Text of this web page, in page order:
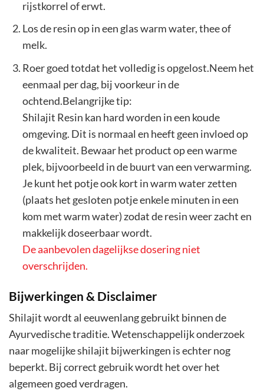
rijstkorrel of erwt.
Los de resin op in een glas warm water, thee of
melk.
Roer goed totdat het volledig is opgelost.Neem het
eenmaal per dag, bij voorkeur in de
ochtend.Belangrijke tip:
Shilajit Resin kan hard worden in een koude
omgeving. Dit is normaal en heeft geen invloed op
de kwaliteit. Bewaar het product op een warme
plek, bijvoorbeeld in de buurt van een verwarming.
Je kunt het potje ook kort in warm water zetten
(plaats het gesloten potje enkele minuten in een
kom met warm water) zodat de resin weer zacht en
makkelijk doseerbaar wordt.
De aanbevolen dagelijkse dosering niet
overschrijden.
Bijwerkingen & Disclaimer
Shilajit wordt al eeuwenlang gebruikt binnen de
Ayurvedische traditie. Wetenschappelijk onderzoek
naar mogelijke shilajit bijwerkingen is echter nog
beperkt. Bij correct gebruik wordt het over het
algemeen goed verdragen.